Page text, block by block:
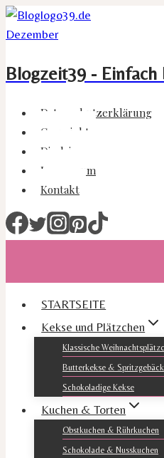
Zum
Inhalt
Blogzeit39 -
Datenschutzerklärung
Copyright
Disclaimer
Impressum
Kontakt
STARTSEITE
Kekse und Plätzchen
Klassische
Butterkekse & Spritzgebäck
Schokoladige Kekse
Kuchen & Torten
Obstkuchen & Rührkuchen
Schokolade & Nusskuchen